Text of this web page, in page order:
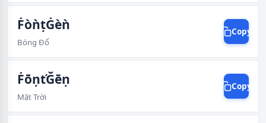
ḞòǹțĠèǹ
Bóng Đổ
Copy
ḞōņťĞēņ
Mặt Trời
Copy